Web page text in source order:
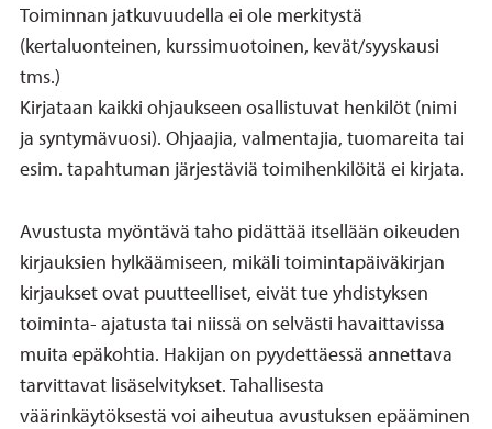
Toiminnan jatkuvuudella ei ole merkitystä
(kertaluonteinen, kurssimuotoinen, kevät/syyskausi
tms.)
Kirjataan kaikki ohjaukseen osallistuvat henkilöt (nimi
ja syntymävuosi). Ohjaajia, valmentajia, tuomareita tai
esim. tapahtuman järjestäviä toimihenkilöitä ei kirjata.
Avustusta myöntävä taho pidättää itsellään oikeuden
kirjauksien hylkäämiseen, mikäli toimintapäiväkirjan
kirjaukset ovat puutteelliset, eivät tue yhdistyksen
toiminta- ajatusta tai niissä on selvästi havaittavissa
muita epäkohtia. Hakijan on pyydettäessä annettava
tarvittavat lisäselvitykset. Tahallisesta
väärinkäytöksestä voi aiheutua avustuksen epääminen